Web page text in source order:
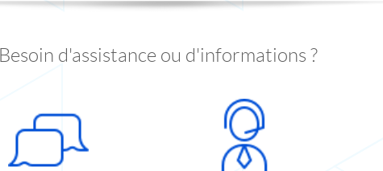
Besoin d'assistance ou d'informations ?